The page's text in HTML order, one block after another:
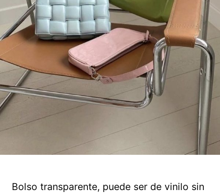
Bolso transparente, puede ser de vinilo sin